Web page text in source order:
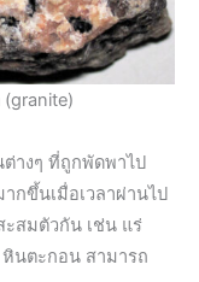
างๆ ที่ถูกพัดพาไป
กขึ้นเมื่อเวลาผ่านไป
สมตัวกัน เช่น แร่
นตะกอน สามารถ